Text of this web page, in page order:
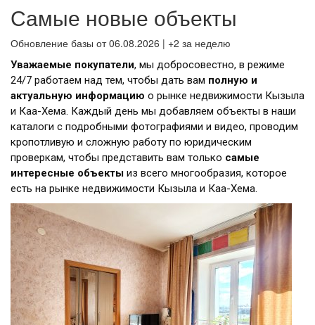
Самые новые объекты
Обновление базы от 06.08.2026 | +2 за неделю
Уважаемые покупатели, мы добросовестно, в режиме
24/7 работаем над тем, чтобы дать вам полную и
актуальную информацию о рынке недвижимости Кызыла
и Каа-Хема. Каждый день мы добавляем объекты в наши
каталоги с подробными фотографиями и видео, проводим
кропотливую и сложную работу по юридическим
проверкам, чтобы представить вам только самые
интересные объекты из всего многообразия, которое
есть на рынке недвижимости Кызыла и Каа-Хема.